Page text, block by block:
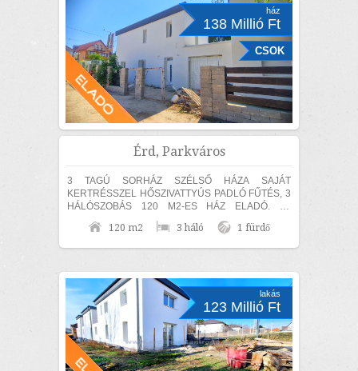
ház
138 Millió Ft
CSOK
Érd, Parkváros
3 TAGÚ SORHÁZ SZÉLSŐ HÁZA SAJÁT
KERTRÉSSZEL HŐSZIVATTYÚS PADLÓ FŰTÉS, 3
HÁLÓSZOBÁS 120 M2-ES HÁZ ELADÓ. Az
ingatlan 30-as hőszigetelő téglából épült, amelyre
15 cm...
120 m2 3 háló 1 fürdő
lakás
123 Millió Ft